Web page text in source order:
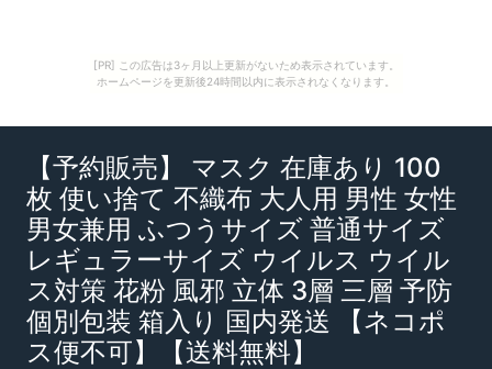
[PR] この広告は3ヶ月以上更新がないため表示されています。
ホームページを更新後24時間以内に表示されなくなります。
【予約販売】 マスク 在庫あり 100
枚 使い捨て 不織布 大人用 男性 女性
男女兼用 ふつうサイズ 普通サイズ
レギュラーサイズ ウイルス ウイル
ス対策 花粉 風邪 立体 3層 三層 予防
個別包装 箱入り 国内発送 【ネコポ
ス便不可】【送料無料】